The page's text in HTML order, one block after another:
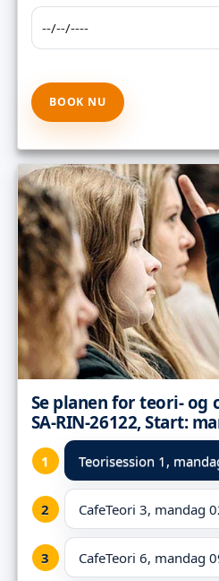
BOOK NU
Se planen for teori-
SA-RIN-26122, Start:
Teorisession 1,
CafeTeori 3, mandag
CafeTeori 6, mandag